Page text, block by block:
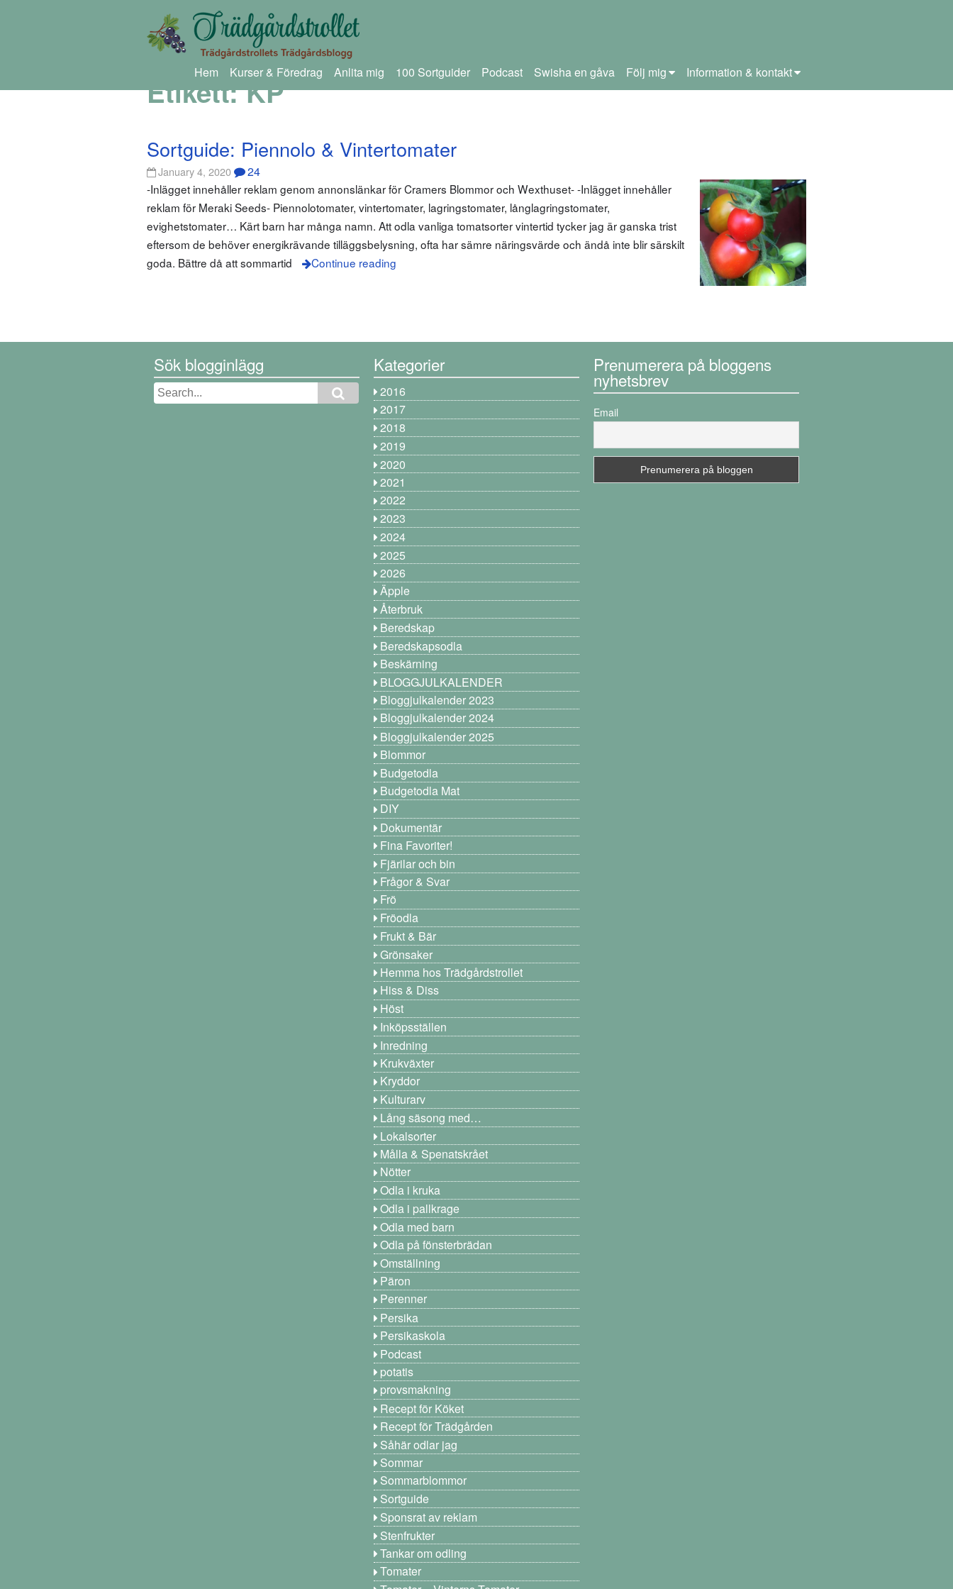
Hem Kurser & Föredrag Anlita mig 100 Sortguider Podcast Swisha en gåva Följ mig Information & kontakt
Etikett:KP
Sortguide: Piennolo & Vintertomater
January 4, 2020 24
-Inlägget innehåller reklam genom annonslänkar för Cramers Blommor och Wexthuset- -Inlägget innehåller
reklam för Meraki Seeds- Piennolotomater, vintertomater, lagringstomater, långlagringstomater,
evighetstomater… Kärt barn har många namn. Att odla vanliga tomatsorter vintertid tycker jag är ganska trist
eftersom de behöver energikrävande tilläggsbelysning, ofta har sämre näringsvärde och ändå inte blir särskilt
goda. Bättre då att sommartid
Continue reading
Sök blogginlägg Kategorier
2016
2017
2018
2019
2020
2021
2022
2023
2024
2025
2026
Äpple
Återbruk
Beredskap
Beredskapsodla
Beskärning
BLOGGJULKALENDER
Bloggjulkalender 2023
Bloggjulkalender 2024
Bloggjulkalender 2025
Blommor
Budgetodla
Budgetodla Mat
DIY
Dokumentär
Fina Favoriter!
Fjärilar och bin
Frågor & Svar
Frö
Fröodla
Frukt & Bär
Grönsaker
Hemma hos Trädgårdstrollet
Hiss & Diss
Höst
Inköpsställen
Inredning
Krukväxter
Kryddor
Kulturarv
Lång säsong med…
Lokalsorter
Målla & Spenatskrået
Nötter
Odla i kruka
Odla i pallkrage
Odla med barn
Odla på fönsterbrädan
Omställning
Päron
Perenner
Persika
Persikaskola
Podcast
potatis
provsmakning
Recept för Köket
Recept för Trädgården
Såhär odlar jag
Sommar
Sommarblommor
Sortguide
Sponsrat av reklam
Stenfrukter
Tankar om odling
Tomater
Prenumerera på bloggens
nyhetsbrev
Email